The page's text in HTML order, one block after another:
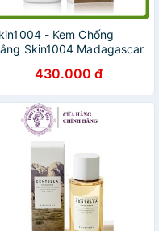
- Kem Chống
Skin1004 Madagascar
Nhẹ, Không Trôi
430.000 đ